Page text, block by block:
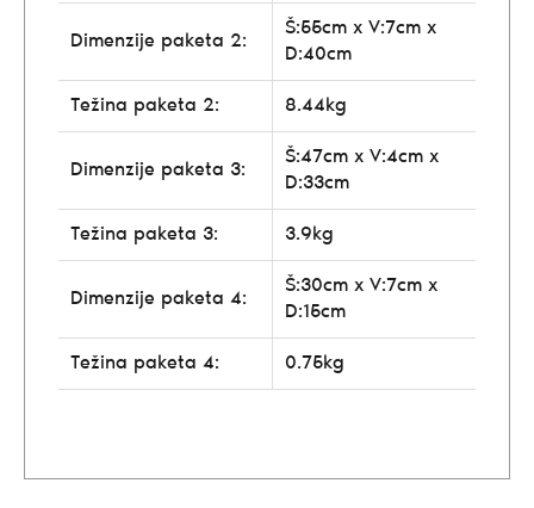
Dimenzije paketa 2:
Š:55cm x V:7cm x
D:40cm
Težina paketa 2: 8.44kg
Dimenzije paketa 3:
Š:47cm x V:4cm x
D:33cm
Težina paketa 3: 3.9kg
Dimenzije paketa 4:
Š:30cm x V:7cm x
D:15cm
Težina paketa 4: 0.75kg